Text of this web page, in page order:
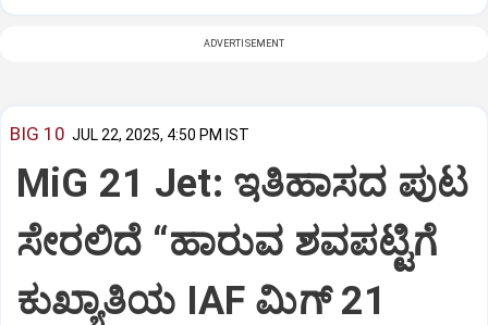
ADVERTISEMENT
BIG 10 JUL 22, 2025, 4:50 PM IST
MiG 21 Jet: ಇತಿಹಾಸದ ಪುಟ
ಸೇರಲಿದೆ “ಹಾರುವ ಶವಪಟ್ಟಿಗೆ
ಕುಖ್ಯಾತಿಯ IAF ಮಿಗ್‌ 21